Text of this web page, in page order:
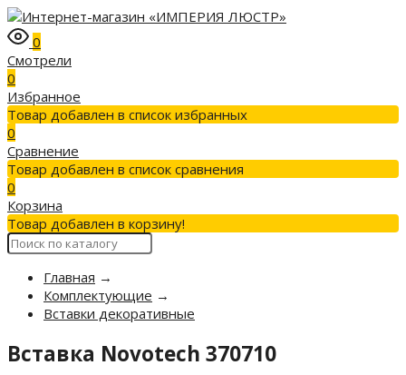
0
Смотрели
0
Избранное
Товар добавлен в список избранных
0
Сравнение
Товар добавлен в список сравнения
0
Корзина
Товар добавлен в корзину!
Главная →
Комплектующие →
Вставки декоративные
Вставка Novotech 370710